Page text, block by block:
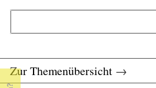
Zur Themenübersicht →